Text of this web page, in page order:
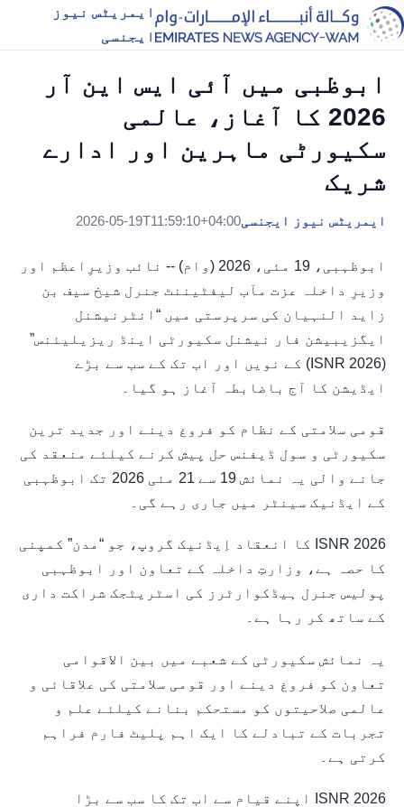
ایمریٹس نیوز
ایجنسی
ابوظبی میں آئی ایس این آر
2026 کا آغاز، عالمی
سکیورٹی ماہرین اور ادارے
شریک
ایمریٹس نیوز ایجنسی2026-05-19T11:59:10+04:00
ابوظہبی، 19 مئی، 2026 (وام) -- نائب وزیرِاعظم اور
وزیرِ داخلہ عزت مآب لیفٹیننٹ جنرل شیخ سیف بن
زاید النہیان کی سرپرستی میں “انٹرنیشنل
ایگزیبیشن فار نیشنل سکیورٹی اینڈ ریزیلیئنس”
(ISNR 2026) کے نویں اور اب تک کے سب سے بڑے
ایڈیشن کا آج باضابطہ آغاز ہو گیا۔
قومی سلامتی کے نظام کو فروغ دینے اور جدید ترین
سکیورٹی و سول ڈیفنس حل پیش کرنے کیلئے منعقد کی
جانے والی یہ نمائش 19 سے 21 مئی 2026 تک ابوظہبی
کے ایڈنیک سینٹر میں جاری رہے گی۔
ISNR 2026 کا انعقاد اِیڈنیک گروپ، جو “مدن” کمپنی
کا حصہ ہے، وزارتِ داخلہ کے تعاون اور ابوظہبی
پولیس جنرل ہیڈکوارٹرز کی اسٹریٹجک شراکت داری
کے ساتھ کر رہا ہے۔
یہ نمائش سکیورٹی کے شعبے میں بین الاقوامی
تعاون کو فروغ دینے اور قومی سلامتی کی علاقائی و
عالمی صلاحیتوں کو مستحکم بنانے کیلئے علم و
تجربات کے تبادلے کا ایک اہم پلیٹ فارم فراہم
کرتی ہے۔
ISNR 2026 اپنے قیام سے اب تک کا سب سے بڑا